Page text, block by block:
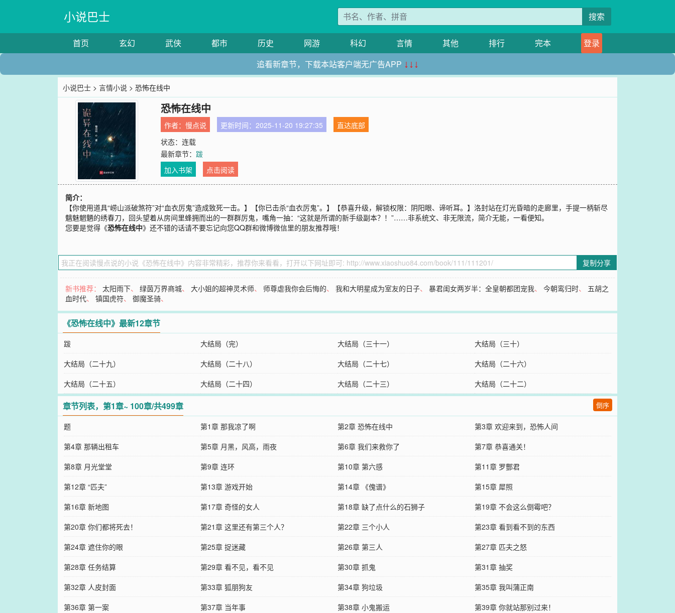
小说巴士 搜索
首页 玄幻 武侠 都市 历史 网游 科幻 言情 其他 排行 完本
登录
追看新章节，下载本站客户端无广告APP ↓↓↓
小说巴士 >言情小说 > 恐怖在线中
恐怖在线中
作者：慢点说 更新时间：2025-11-20 19:27:35
直达底部
状态：连载
最新章节： 跋
加入书架
点击阅读
简介：
【你使用道具“崂山派破煞符”对“血衣厉鬼”造成致死一击。】【你已击杀“血衣厉鬼”。】【恭喜升级，解锁权限：阴阳眼、谛听耳。】洛封站在灯光昏暗的走廊里，手提一柄斩尽
魑魅魍魉的绣春刀，回头望着从房间里蜂拥而出的一群群厉鬼，嘴角一抽：“这就是所谓的新手级副本？！”……非系统文、非无限流，简介无能，一看便知。
您要是觉得《恐怖在线中》还不错的话请不要忘记向您QQ群和微博微信里的朋友推荐哦！
复制分享
新书推荐：太阳雨下、绿茵万界商城、大小姐的超神灵术师、 师尊虐我你会后悔的、我和大明星成为室友的日子、暴君闺女两岁半：全皇朝都团宠我、今朝鸾归时、 五胡之
血时代、镇国虎符、御魔圣骑、
《恐怖在线中》最新12章节
跋 大结局（完） 大结局（三十一）
大结局（三十）
大结局（二十九）
大结局（二十八） 大结局（二十七）
大结局（二十六）
大结局（二十五）
大结局（二十四） 大结局（二十三） 大结局（二十二）
章节列表，第1章~ 100章/共499章 倒序
题 第1章 那我凉了啊 第2章 恐怖在线中
第3章 欢迎来到，恐怖人间
第4章 那辆出租车
第5章 月黑，风高，雨夜 第6章 我们来救你了
第7章 恭喜通关！
第8章 月光堂堂
第9章 连环 第10章 第六感
第11章 罗酆君
第12章 “匹夫”
第13章 游戏开始 第14章 《傀谱》
第15章 犀照
第16章 新地图
第17章 奇怪的女人 第18章 缺了点什么的石狮子
第19章 不会这么倒霉吧？
第20章 你们都将死去！
第21章 这里还有第三个人？ 第22章 三个小人
第23章 看到看不到的东西
第24章 遮住你的眼
第25章 捉迷藏 第26章 第三人
第27章 匹夫之怒
第28章 任务结算
第29章 看不见，看不见 第30章 抓鬼
第31章 抽奖
第32章 人皮封面
第33章 狐朋狗友 第34章 狗垃圾
第35章 我叫蒲正南
第36章 第一案
第37章 当年事 第38章 小鬼搬运
第39章 你就站那别过来！